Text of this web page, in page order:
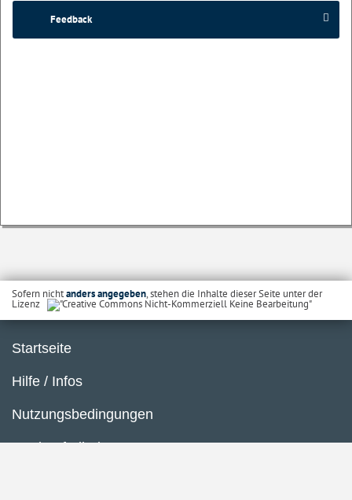
Feedback
Sofern nichtanders angegeben, stehen die Inhalte dieser Seite unter der
Lizenz
Startseite
Hilfe / Infos
Nutzungsbedingungen
Barrierefreiheit